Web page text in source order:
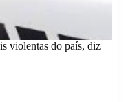
violentas do país, diz